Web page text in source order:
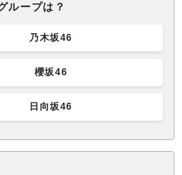
ループは？
乃木坂46
櫻坂46
日向坂46